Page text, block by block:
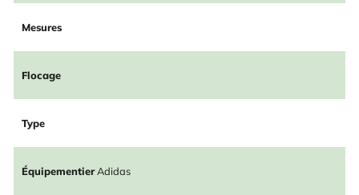
Mesures
Flocage
Type
ÉquipementierAdidas